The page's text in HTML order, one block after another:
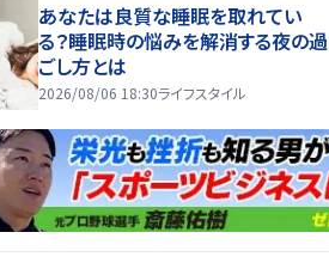
あなたは良質な睡眠を取れてい
る？睡眠時の悩みを解消する夜の過
ごし方とは
2026/08/06 18:30ライフスタイル